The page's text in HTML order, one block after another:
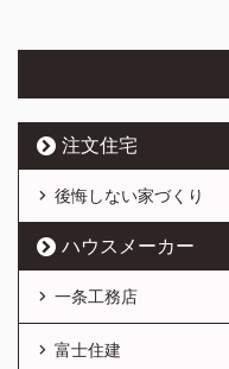
注文住宅
後悔しない家づくり
ハウスメーカー
一条工務店
富士住建